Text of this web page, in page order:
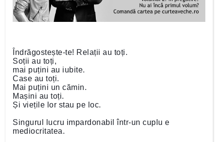
Îndrăgostește-te! Relații au toți.
Soții au toți,
mai puțini au iubite.
Case au toți.
Mai puțini un cămin.
Mașini au toți.
Și viețile lor stau pe loc.
Singurul lucru impardonabil într-un cuplu e
mediocritatea.